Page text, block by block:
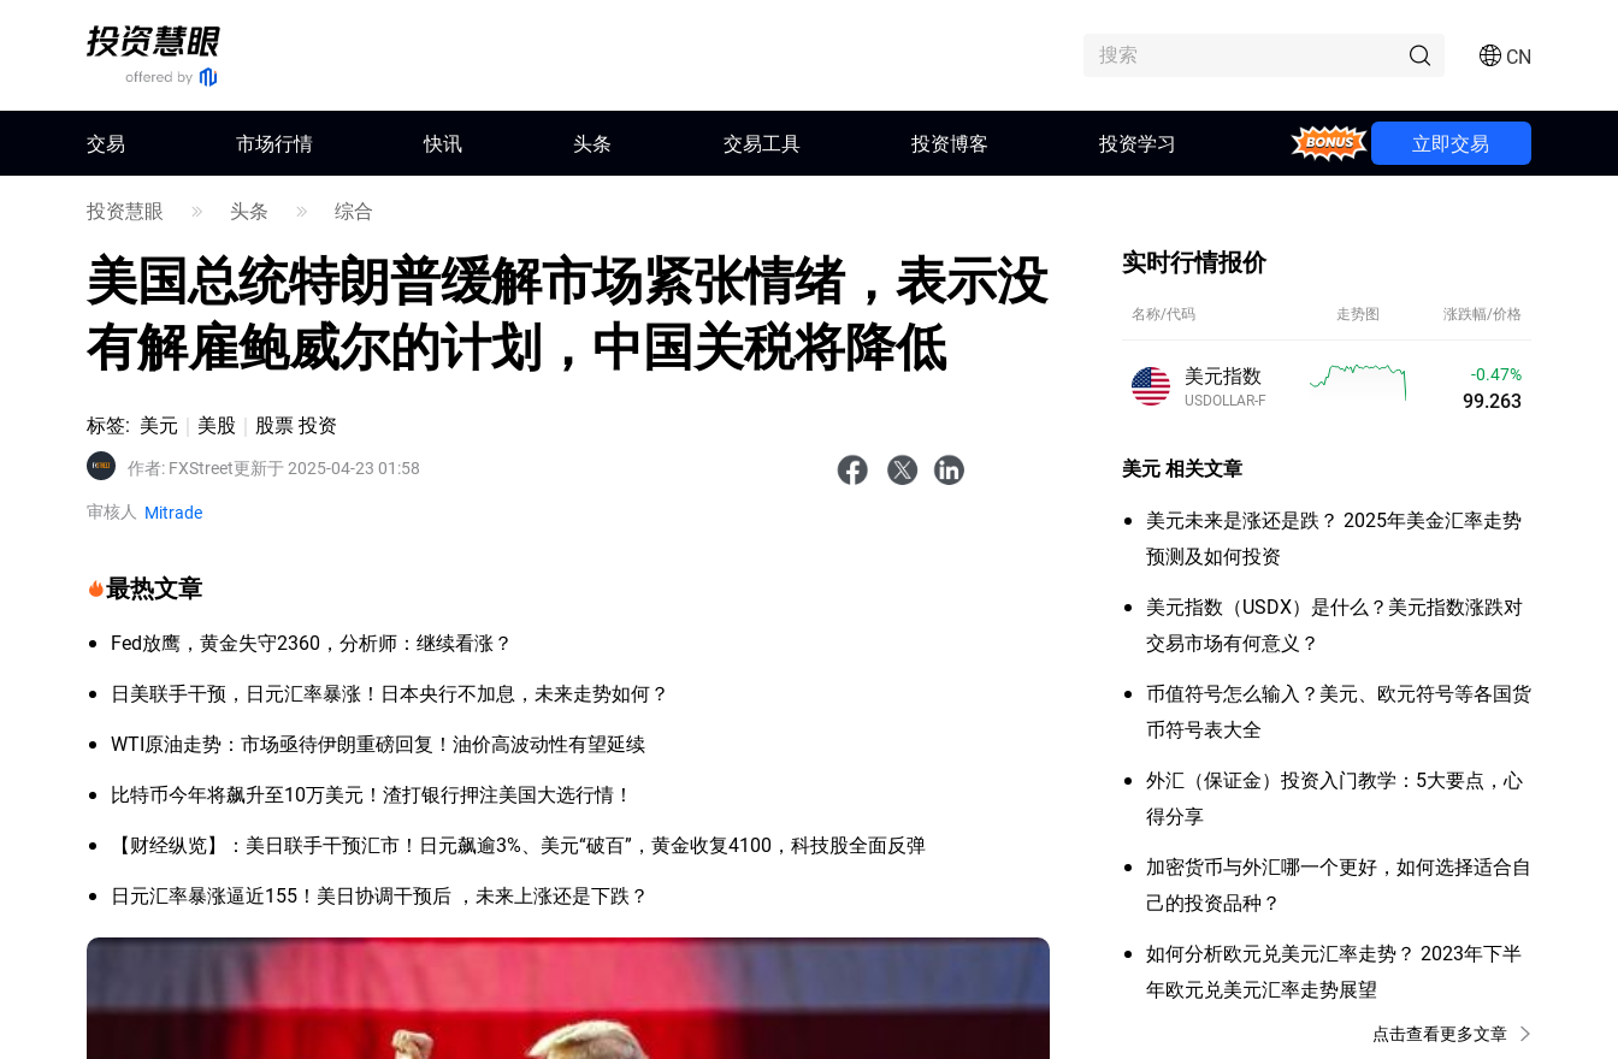
CN
交易 市场行情 快讯 头条 交易工具 投资博客 投资学习 Bonus 立即交易
投资慧眼 头条 综合
美国总统特朗普缓解市场紧张情绪，表示没
有解雇鲍威尔的计划，中国关税将降低
标签: 美元 美股 股票 投资
作者: FXStreet更新于 2025-04-23 01:58
审核人 Mitrade
最热文章
Fed放鹰，黄金失守2360，分析师：继续看涨？
日美联手干预，日元汇率暴涨！日本央行不加息，未来走势如何？
WTI原油走势：市场亟待伊朗重磅回复！油价高波动性有望延续
比特币今年将飙升至10万美元！渣打银行押注美国大选行情！
【财经纵览】：美日联手干预汇市！日元飙逾3%、美元“破百”，黄金收复4100，科技股全面反弹
日元汇率暴涨逼近155！美日协调干预后 ，未来上涨还是下跌？
实时行情报价
名称/代码 走势图 涨跌幅/价格
美元指数
USDOLLAR-F
-0.46%
99.274
美元相关文章
美元未来是涨还是跌？ 2025年美金汇率走势
预测及如何投资
美元指数（USDX）是什么？美元指数涨跌对
交易市场有何意义？
币值符号怎么输入？美元、欧元符号等各国货
币符号表大全
外汇（保证金）投资入门教学：5大要点，心
得分享
加密货币与外汇哪一个更好，如何选择适合自
己的投资品种？
如何分析欧元兑美元汇率走势？ 2023年下半
年欧元兑美元汇率走势展望
点击查看更多文章